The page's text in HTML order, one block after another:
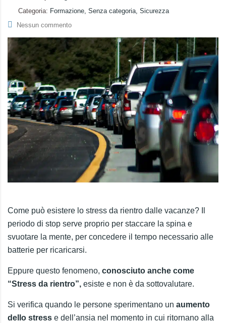
Categoria: Formazione, Senza categoria, Sicurezza
Nessun commento
Come può esistere lo stress da rientro dalle vacanze? Il
periodo di stop serve proprio per staccare la spina e
svuotare la mente, per concedere il tempo necessario alle
batterie per ricaricarsi.
Eppure questo fenomeno, conosciuto anche come
“Stress da rientro”, esiste e non è da sottovalutare.
Si verifica quando le persone sperimentano un aumento
dello stress e dell’ansia nel momento in cui ritornano alla